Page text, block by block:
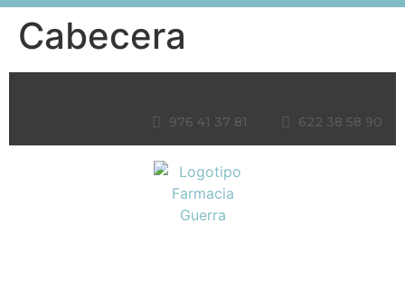
Cabecera
976 41 37 81 622 38 58 90